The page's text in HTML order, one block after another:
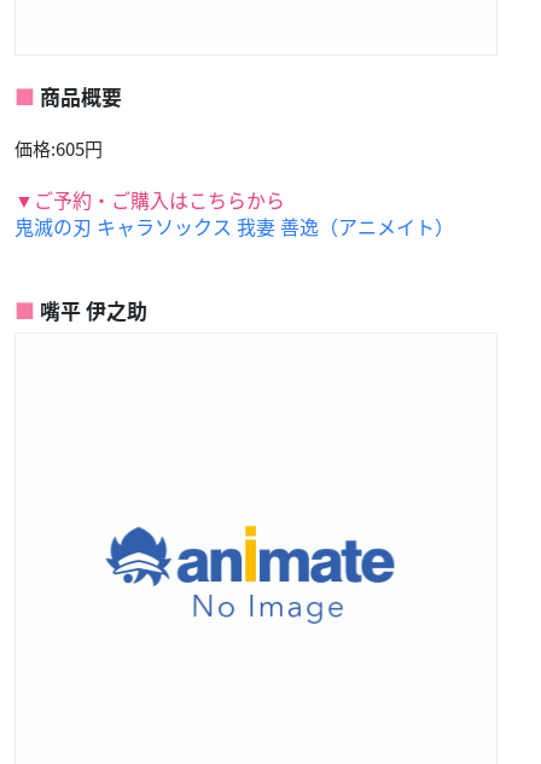
商品概要
価格:605円
▼ご予約・ご購入はこちらから
鬼滅の刃 キャラソックス 我妻 善逸（アニメイト）
嘴平 伊之助